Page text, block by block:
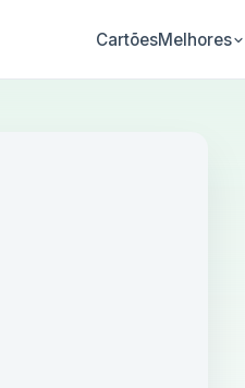
CartõesMelhores